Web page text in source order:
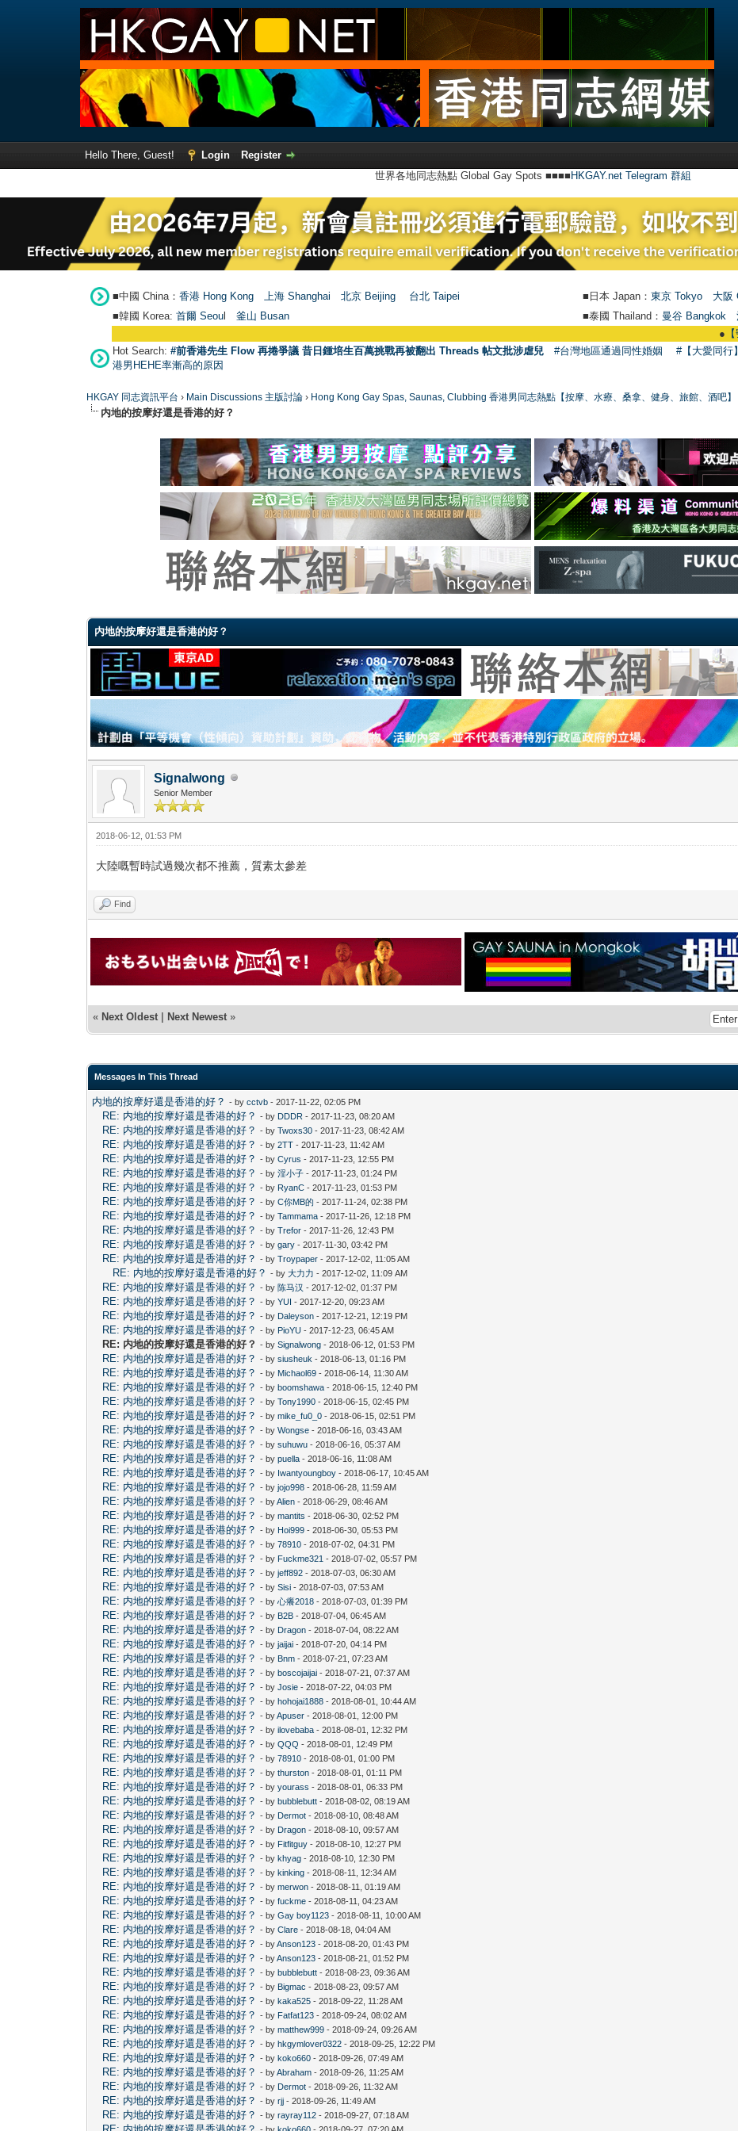
Hello There, Guest! Login
Register
世界各地同志熱點 Global Gay Spots ■■■■ HKGAY.net Telegram 群組
■中國 China： 香港 Hong Kong 上海 Shanghai 北京 Beijing 台北 Taipei ■日本 Japan： 東京 Tokyo 大阪
■韓國 Korea: 首爾 Seou 釜山 Busan ■泰國 Thailand： 曼谷 Bangkok
【號外】
Hot Search: #前香港先生 Flow 再捲爭議 昔日鍾培生百萬挑戰再被翻出 Threads 帖文批涉虐兒 #台灣地區通過同性婚姻 #【大愛同行
港男HEHE率漸高的原因
HKGAY 同志資訊平台 › Main Discussions 主版討論 › Hong Kong Gay Spas, Saunas, Clubbing 香港男同志熱點【按摩、水療、桑拿、健身、旅館、酒吧】
内地的按摩好還是香港的好？
内地的按摩好還是香港的好？
Signalwong
Senior Member
2018-06-12, 01:53 PM
大陸嘅暫時試過幾次都不推薦，質素太參差
Find
« Next Oldest | Next Newest »
Messages In This Thread
内地的按摩好還是香港的好？ - bycctvb - 2017-11-22, 02:05 PM
RE: 内地的按摩好還是香港的好？ - by DDDR - 2017-11-23, 08:20 AM
RE: 内地的按摩好還是香港的好？ - byTwoxs30 - 2017-11-23, 08:42 AM
RE: 内地的按摩好還是香港的好？ - by2TT - 2017-11-23, 11:42 AM
RE: 内地的按摩好還是香港的好？ - byCyrus - 2017-11-23, 12:55 PM
RE: 内地的按摩好還是香港的好？ - by淫小子 - 2017-11-23, 01:24 PM
RE: 内地的按摩好還是香港的好？ - by RyanC - 2017-11-23, 01:53 PM
RE: 内地的按摩好還是香港的好？ - byC你MB的 - 2017-11-24, 02:38 PM
RE: 内地的按摩好還是香港的好？ - byTammama - 2017-11-26, 12:18 PM
RE: 内地的按摩好還是香港的好？ - byTrefor - 2017-11-26, 12:43 PM
RE: 内地的按摩好還是香港的好？ - bygary - 2017-11-30, 03:42 PM
RE: 内地的按摩好還是香港的好？ - byTroypaper - 2017-12-02, 11:05 AM
RE: 内地的按摩好還是香港的好？ - by大力力 - 2017-12-02, 11:09 AM
RE: 内地的按摩好還是香港的好？ - by陈马汉 - 2017-12-02, 01:37 PM
RE: 内地的按摩好還是香港的好？ - byYUI - 2017-12-20, 09:23 AM
RE: 内地的按摩好還是香港的好？ - by Daleyson - 2017-12-21, 12:19 PM
RE: 内地的按摩好還是香港的好？ - by PioYU - 2017-12-23, 06:45 AM
RE: 内地的按摩好還是香港的好？ - bySignalwong - 2018-06-12, 01:53 PM
RE: 内地的按摩好還是香港的好？ - bysiusheuk - 2018-06-13, 01:16 PM
RE: 内地的按摩好還是香港的好？ - by Michaol69 - 2018-06-14, 11:30 AM
RE: 内地的按摩好還是香港的好？ - byboomshawa - 2018-06-15, 12:40 PM
RE: 内地的按摩好還是香港的好？ - byTony1990 - 2018-06-15, 02:45 PM
RE: 内地的按摩好還是香港的好？ - bymike_fu0_0 - 2018-06-15, 02:51 PM
RE: 内地的按摩好還是香港的好？ - byWongse - 2018-06-16, 03:43 AM
RE: 内地的按摩好還是香港的好？ - bysuhuwu - 2018-06-16, 05:37 AM
RE: 内地的按摩好還是香港的好？ - bypuella - 2018-06-16, 11:08 AM
RE: 内地的按摩好還是香港的好？ - by Iwantyoungboy - 2018-06-17, 10:45 AM
RE: 内地的按摩好還是香港的好？ - byjojo998 - 2018-06-28, 11:59 AM
RE: 内地的按摩好還是香港的好？ - byAlien - 2018-06-29, 08:46 AM
RE: 内地的按摩好還是香港的好？ - bymantits - 2018-06-30, 02:52 PM
RE: 内地的按摩好還是香港的好？ - by Hoi999 - 2018-06-30, 05:53 PM
RE: 内地的按摩好還是香港的好？ - by78910 - 2018-07-02, 04:31 PM
RE: 内地的按摩好還是香港的好？ - by Fuckme321 - 2018-07-02, 05:57 PM
RE: 内地的按摩好還是香港的好？ - byjeff892 - 2018-07-03, 06:30 AM
RE: 内地的按摩好還是香港的好？ - bySisi - 2018-07-03, 07:53 AM
RE: 内地的按摩好還是香港的好？ - by心癢2018 - 2018-07-03, 01:39 PM
RE: 内地的按摩好還是香港的好？ - by B2B - 2018-07-04, 06:45 AM
RE: 内地的按摩好還是香港的好？ - by Dragon - 2018-07-04, 08:22 AM
RE: 内地的按摩好還是香港的好？ - byjaijai - 2018-07-20, 04:14 PM
RE: 内地的按摩好還是香港的好？ - by Bnm - 2018-07-21, 07:23 AM
RE: 内地的按摩好還是香港的好？ - byboscojaijai - 2018-07-21, 07:37 AM
RE: 内地的按摩好還是香港的好？ - byJosie - 2018-07-22, 04:03 PM
RE: 内地的按摩好還是香港的好？ - byhohojai1888 - 2018-08-01, 10:44 AM
RE: 内地的按摩好還是香港的好？ - byApuser - 2018-08-01, 12:00 PM
RE: 内地的按摩好還是香港的好？ - byilovebaba - 2018-08-01, 12:32 PM
RE: 内地的按摩好還是香港的好？ - byQQQ - 2018-08-01, 12:49 PM
RE: 内地的按摩好還是香港的好？ - by78910 - 2018-08-01, 01:00 PM
RE: 内地的按摩好還是香港的好？ - bythurston - 2018-08-01, 01:11 PM
RE: 内地的按摩好還是香港的好？ - byyourass - 2018-08-01, 06:33 PM
RE: 内地的按摩好還是香港的好？ - bybubblebutt - 2018-08-02, 08:19 AM
RE: 内地的按摩好還是香港的好？ - by Dermot - 2018-08-10, 08:48 AM
RE: 内地的按摩好還是香港的好？ - by Dragon - 2018-08-10, 09:57 AM
RE: 内地的按摩好還是香港的好？ - by Fitfitguy - 2018-08-10, 12:27 PM
RE: 内地的按摩好還是香港的好？ - bykhyag - 2018-08-10, 12:30 PM
RE: 内地的按摩好還是香港的好？ - bykinking - 2018-08-11, 12:34 AM
RE: 内地的按摩好還是香港的好？ - bymerwon - 2018-08-11, 01:19 AM
RE: 内地的按摩好還是香港的好？ - byfuckme - 2018-08-11, 04:23 AM
RE: 内地的按摩好還是香港的好？ - byGay boy1123 - 2018-08-11, 10:00 AM
RE: 内地的按摩好還是香港的好？ - byClare - 2018-08-18, 04:04 AM
RE: 内地的按摩好還是香港的好？ - byAnson123 - 2018-08-20, 01:43 PM
RE: 内地的按摩好還是香港的好？ - byAnson123 - 2018-08-21, 01:52 PM
RE: 内地的按摩好還是香港的好？ - bybubblebutt - 2018-08-23, 09:36 AM
RE: 内地的按摩好還是香港的好？ - by Bigmac - 2018-08-23, 09:57 AM
RE: 内地的按摩好還是香港的好？ - bykaka525 - 2018-09-22, 11:28 AM
RE: 内地的按摩好還是香港的好？ - by Fatfat123 - 2018-09-24, 08:02 AM
RE: 内地的按摩好還是香港的好？ - bymatthew999 - 2018-09-24, 09:26 AM
RE: 内地的按摩好還是香港的好？ - byhkgymlover0322 - 2018-09-25, 12:22 PM
RE: 内地的按摩好還是香港的好？ - bykoko660 - 2018-09-26, 07:49 AM
RE: 内地的按摩好還是香港的好？ - byAbraham - 2018-09-26, 11:25 AM
RE: 内地的按摩好還是香港的好？ - by Dermot - 2018-09-26, 11:32 AM
RE: 内地的按摩好還是香港的好？ - byrjj - 2018-09-26, 11:49 AM
RE: 内地的按摩好還是香港的好？ - byrayray112 - 2018-09-27, 07:18 AM